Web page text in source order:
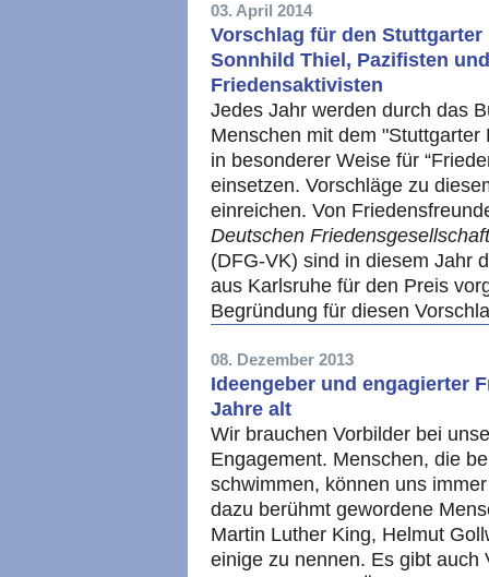
03. April 2014
Vorschlag für den
Sonnhild Thiel, Pazifisten
Friedensaktivisten
Jedes Jahr werden durch das
Menschen mit dem
in besonderer Weise für
einsetzen. Vorschläge zu
einreichen. Von
Deutschen
(DFG-VK) sind in diesem Jahr
aus Karlsruhe für den Preis
Begründung für diesen
08. Dezember 2013
Ideengeber und engagierter
Jahre alt
Wir brauchen Vorbilder bei
Engagement. Menschen, die
schwimmen, können uns
dazu berühmt gewordene
Martin Luther King, Helmut
einige zu nennen. Es gibt auch